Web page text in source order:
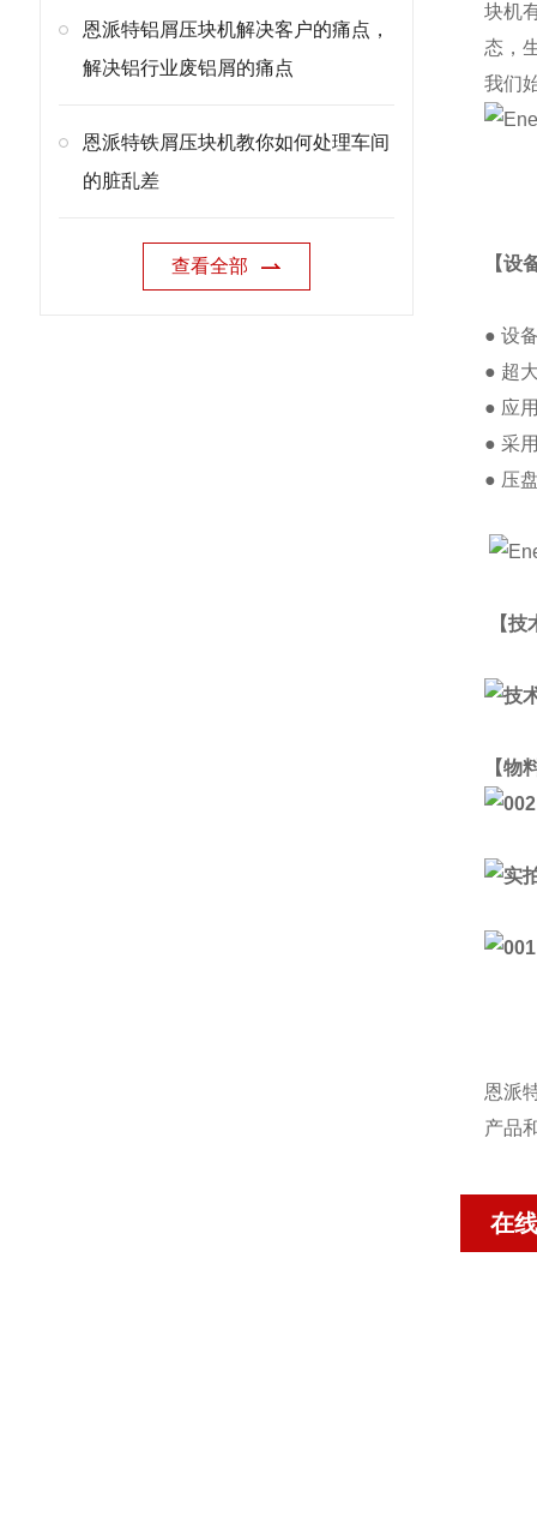
恩派特铝屑压块机解决客户的痛点，
解决铝行业废铝屑的痛点
恩派特铁屑压块机教你如何处理车间
的脏乱差
查看全部
块机
态，
我们
【设
● 设
● 超
● 应
● 采
● 压
【技
【物
恩派
产品
在